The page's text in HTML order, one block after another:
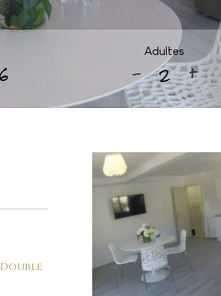
Adultes
- +
Double